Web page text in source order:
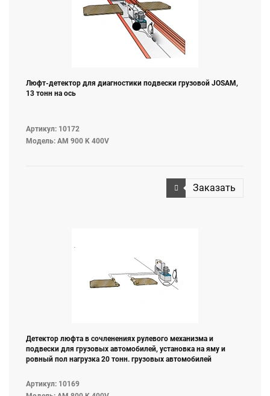
Люфт-детектор для диагностики подвески грузовой JOSAM,
13 тонн на ось
Артикул: 10172
Модель: AM 900 K 400V
Заказать
Детектор люфта в сочленениях рулевого механизма и
подвески для грузовых автомобилей, установка на яму и
ровный пол нагрузка 20 тонн. грузовых автомобилей
Артикул: 10169